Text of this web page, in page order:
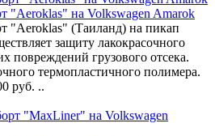
"Aeroklas" на Volkswagen Amarok
"Aeroklas" (Таиланд) на пикап
защиту лакокрасочного
повреждений грузового отсека.
термопластичного полимера.
руб. ..